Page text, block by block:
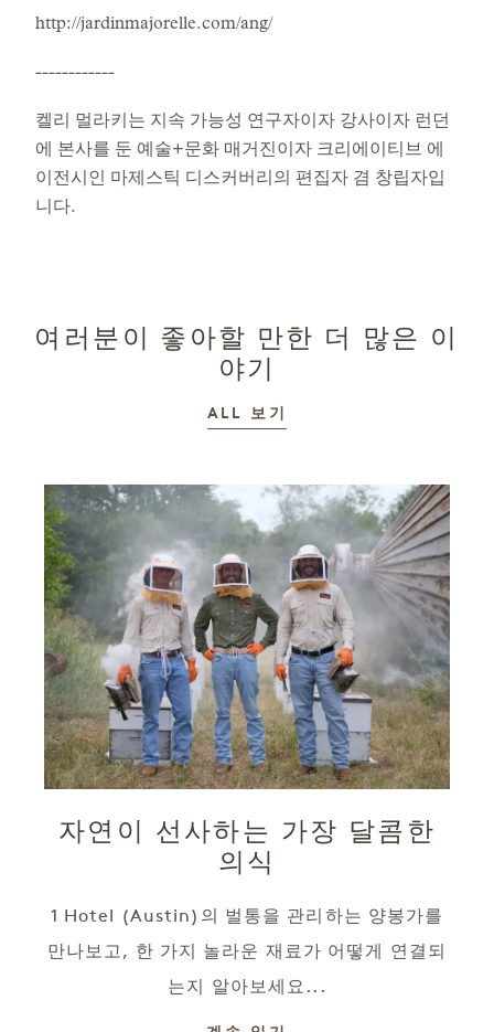
http://jardinmajorelle.com/ang/
------------
켈리 멀라키는 지속 가능성 연구자이자 강사이자 런던
에 본사를 둔 예술+문화 매거진이자 크리에이티브 에
이전시인 마제스틱 디스커버리의 편집자 겸 창립자입
니다.
여러분이 좋아할 만한 더 많은 이
야기
ALL 이야기
보기
자연이 선사하는 가장 달콤한
의식
1 Hotel (Austin)의 벌통을 관리하는 양봉가를
만나보고, 한 가지 놀라운 재료가 어떻게 연결되
는지 알아보세요...